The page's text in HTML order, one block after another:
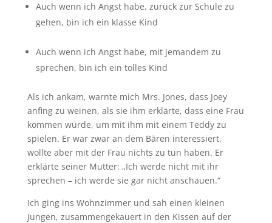
Auch wenn ich Angst habe, zurück zur Schule zu
gehen, bin ich ein klasse Kind
Auch wenn ich Angst habe, mit jemandem zu
sprechen, bin ich ein tolles Kind
Als ich ankam, warnte mich Mrs. Jones, dass Joey
anfing zu weinen, als sie ihm erklärte, dass eine Frau
kommen würde, um mit ihm mit einem Teddy zu
spielen. Er war zwar an dem Bären interessiert,
wollte aber mit der Frau nichts zu tun haben. Er
erklärte seiner Mutter: „Ich werde nicht mit ihr
sprechen – ich werde sie gar nicht anschauen.“
Ich ging ins Wohnzimmer und sah einen kleinen
Jungen, zusammengekauert in den Kissen auf der